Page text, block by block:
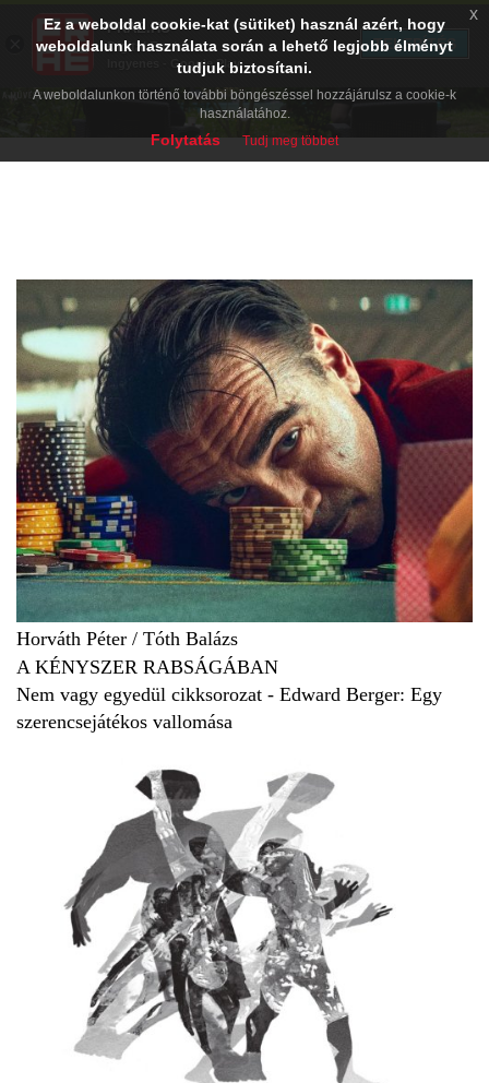
Néhány villanás, nyári élményeim
Horváth Péter / Tóth Balázs
A KÉNYSZER RABSÁGÁBAN
Nem vagy egyedül cikksorozat - Edward Berger: Egy
szerencsejátékos vallomása
Ez a weboldal cookie-kat (sütiket) használ azért, hogy
weboldalunk használata során a lehető legjobb élményt
tudjuk biztosítani.
A weboldalunkon történő további böngészéssel hozzájárulsz a cookie-k
használatához.
Folytatás Tudj meg többet
x
PRAE.HU
Digital Evolution
Ingyenes - Google Play
TELEPÍTÉS